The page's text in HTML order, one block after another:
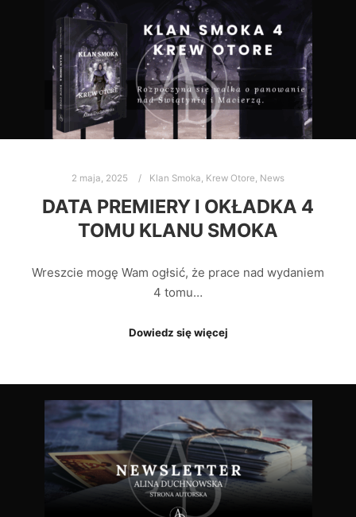
2 maja, 2025 Klan Smoka Krew Otore News
DATA PREMIERY I OKŁADKA 4
TOMU KLANU SMOKA
Wreszcie mogę Wam ogłsić, że prace nad wydaniem
4 tomu…
Dowiedz się więcej